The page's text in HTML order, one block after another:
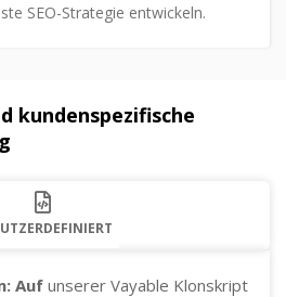
SEO-Strategie entwickeln.
kundenspezifische
Auf unserer Vayable Klonskript